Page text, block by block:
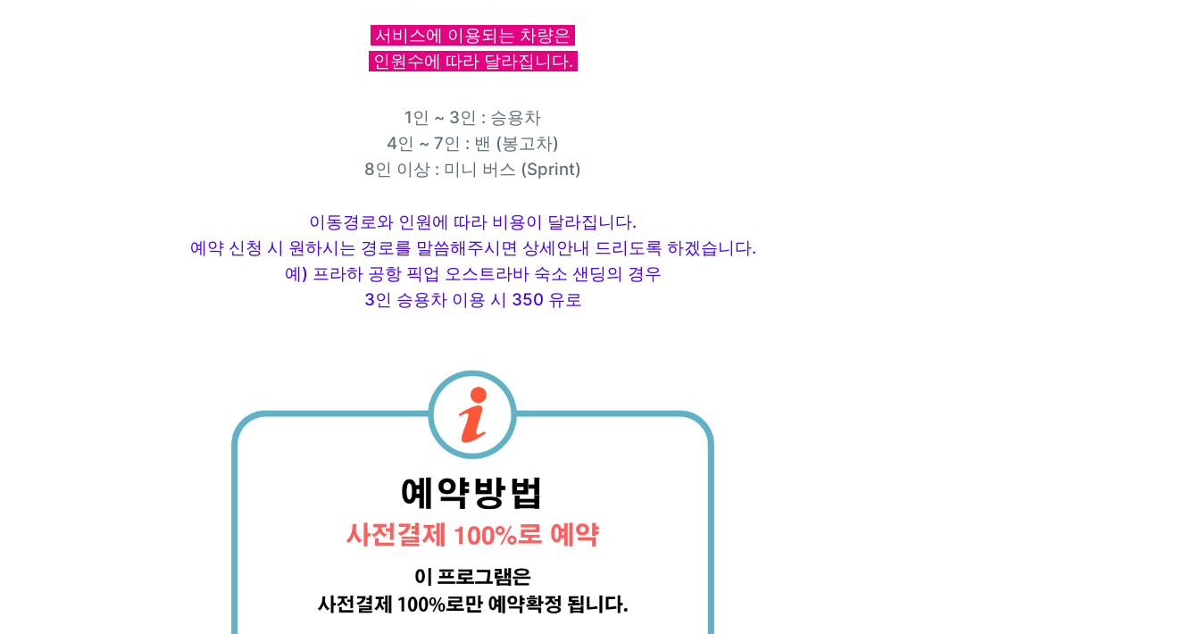
서비스에 이용되는 차량은
인원수에 따라 달라집니다.
1인 ~ 3인 : 승용차
4인 ~ 7인 : 밴 (봉고차)
8인 이상 : 미니 버스 (Sprint)
이동경로와 인원에 따라 비용이 달라집니다.
예약 신청 시 원하시는 경로를 말씀해주시면 상세안내 드리도록 하겠습니다.
예) 프라하 공항 픽업 오스트라바 숙소 샌딩의 경우
3인 승용차 이용 시 350 유로